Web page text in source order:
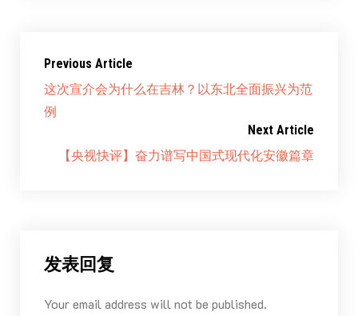
Previous Article
这次宣介会为什么在吉林？以东北全面振兴为范
例
Next Article
【央视快评】奋力谱写中国式现代化安徽篇章
发表回复
Your email address will not be published.